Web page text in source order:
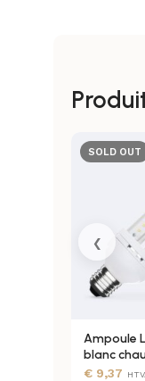
INDICE
SOLD OUT
Ampoule
blanc
€ 9,37
‹